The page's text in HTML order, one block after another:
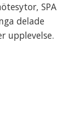
SPA
delade
upplevelse.